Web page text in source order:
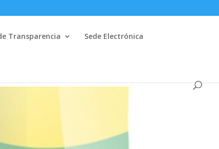
Transparencia Sede Electrónica